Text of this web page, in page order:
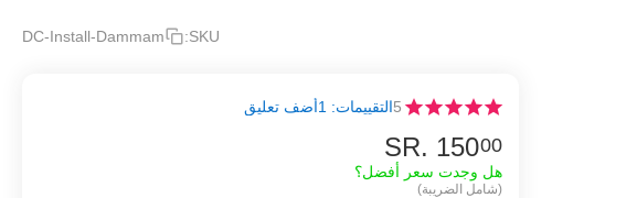
SKU:
DC-Install-Dammam
5التقييمات: 1 أضف تعليق
SR. 15000
هل وجدت سعر أفضل؟
(شامل الضريبة)